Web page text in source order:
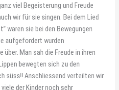
viel Begeisterung und Freude
wir für sie singen. Bei dem Lied
waren sie bei den Bewegungen
aufgefordert wurden
Man sah die Freude in ihren
bewegten sich zu den
süss!! Anschliessend verteilten wir
der Kinder noch sehr